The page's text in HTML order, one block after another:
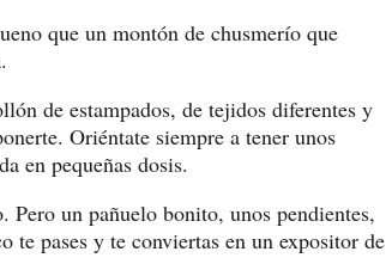
que un montón de chusmerío que
de estampados, de tejidos diferentes y
Oriéntate siempre a tener unos
en pequeñas dosis.
Pero un pañuelo bonito, unos pendientes,
pases y te conviertas en un expositor de